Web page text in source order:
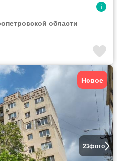
области
23фото
Новое